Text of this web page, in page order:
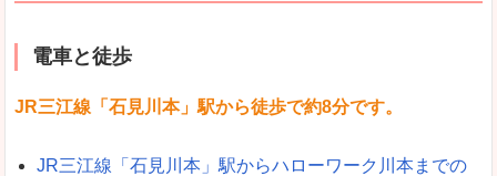
電車と徒歩
JR三江線「石見川本」駅から徒歩で約8分です。
JR三江線「石見川本」駅からハローワーク川本までの